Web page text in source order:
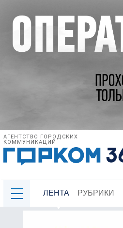
АГЕНТСТВО ГОРОДСКИХ
КОММУНИКАЦИЙ
ЛЕНТА РУБРИКИ